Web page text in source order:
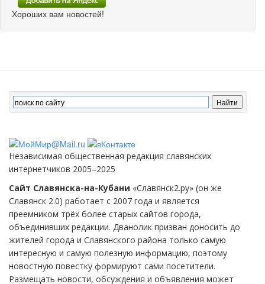
Хороших вам новостей!
Независимая общественная редакция славянских
интернетчиков 2005–2025
Сайт Славянска-на-Кубани «Славянск2.ру» (он же
Славянск 2.0) работает с 2007 года и является
преемником трёх более старых сайтов города,
объединивших редакции. Дванолик призван доносить до
жителей города и Славянского района только самую
интересную и самую полезную информацию, поэтому
новостную повестку формируют сами посетители.
Размещать новости, обсуждения и объявления может